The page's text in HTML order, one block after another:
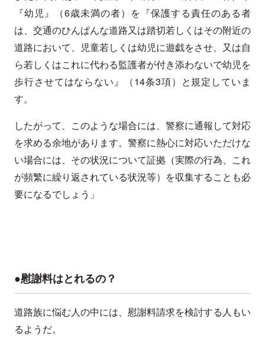
『幼児』（6歳未満の者）を『保護する責任のある者
は、交通のひんぱんな道路又は踏切若しくはその附近の
道路において、児童若しくは幼児に遊戯をさせ、又は自
ら若しくはこれに代わる監護者が付き添わないで幼児を
歩行させてはならない』（14条3項）と規定していま
す。
したがって、このような場合には、警察に通報して対応
を求める余地があります。警察に熱心に対応いただけな
い場合には、その状況について証拠（実際の行為、これ
が頻繁に繰り返されている状況等）を収集することも必
要になるでしょう」
●慰謝料はとれるの？
道路族に悩む人の中には、慰謝料請求を検討する人もい
るようだ。